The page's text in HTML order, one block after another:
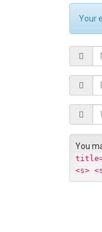
Your
a
*
m
l
e
You
<s>